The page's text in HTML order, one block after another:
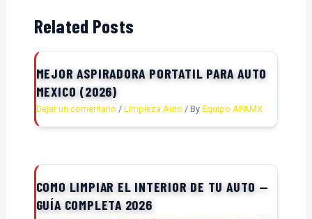
Related Posts
MEJOR ASPIRADORA PORTATIL PARA AUTO
MEXICO (2026)
Dejar un comentario / Limpieza Auto / By Equipo APAMX
COMO LIMPIAR EL INTERIOR DE TU AUTO —
GUÍA COMPLETA 2026